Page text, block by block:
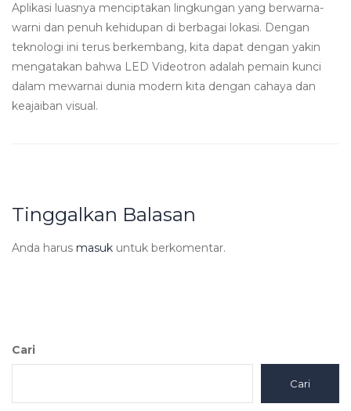
Aplikasi luasnya menciptakan lingkungan yang berwarna-
warni dan penuh kehidupan di berbagai lokasi. Dengan
teknologi ini terus berkembang, kita dapat dengan yakin
mengatakan bahwa LED Videotron adalah pemain kunci
dalam mewarnai dunia modern kita dengan cahaya dan
keajaiban visual.
Tinggalkan Balasan
Anda harus masuk untuk berkomentar.
Cari
Cari